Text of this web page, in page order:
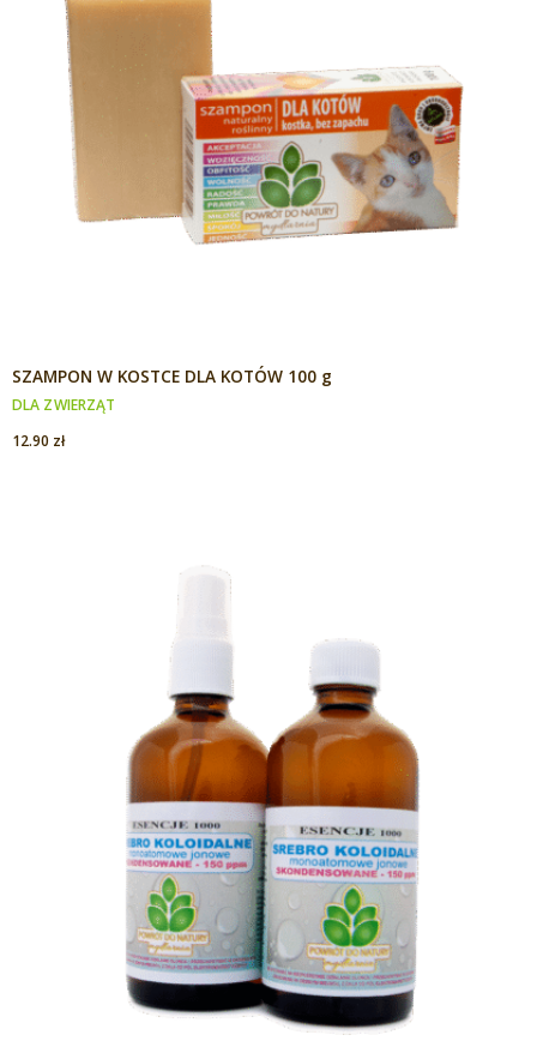
SZAMPON W KOSTCE DLA KOTÓW 100 g
DLA ZWIERZĄT
12.90 zł